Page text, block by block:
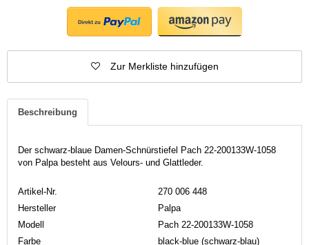
Zur Merkliste hinzufügen
Beschreibung
Der schwarz-blaue Damen-Schnürstiefel Pach 22-200133W-1058
von Palpa besteht aus Velours- und Glattleder.
Artikel-Nr.
270 006 448
Hersteller
Palpa
Modell
Pach 22-200133W-1058
Farbe
black-blue (schwarz-blau)